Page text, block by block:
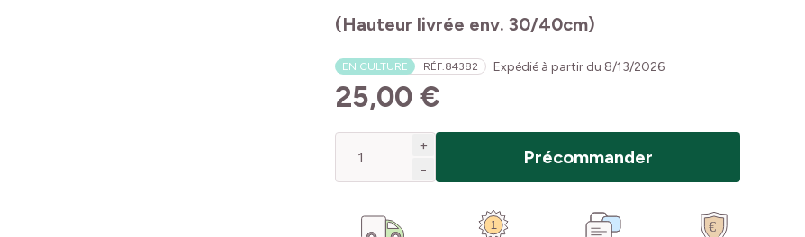
(Hauteur livrée env. 30/40cm)
EN CULTURE RÉF.84382 Expédié à partir du 8/13/2026
25,00 €
+
-
Précommander